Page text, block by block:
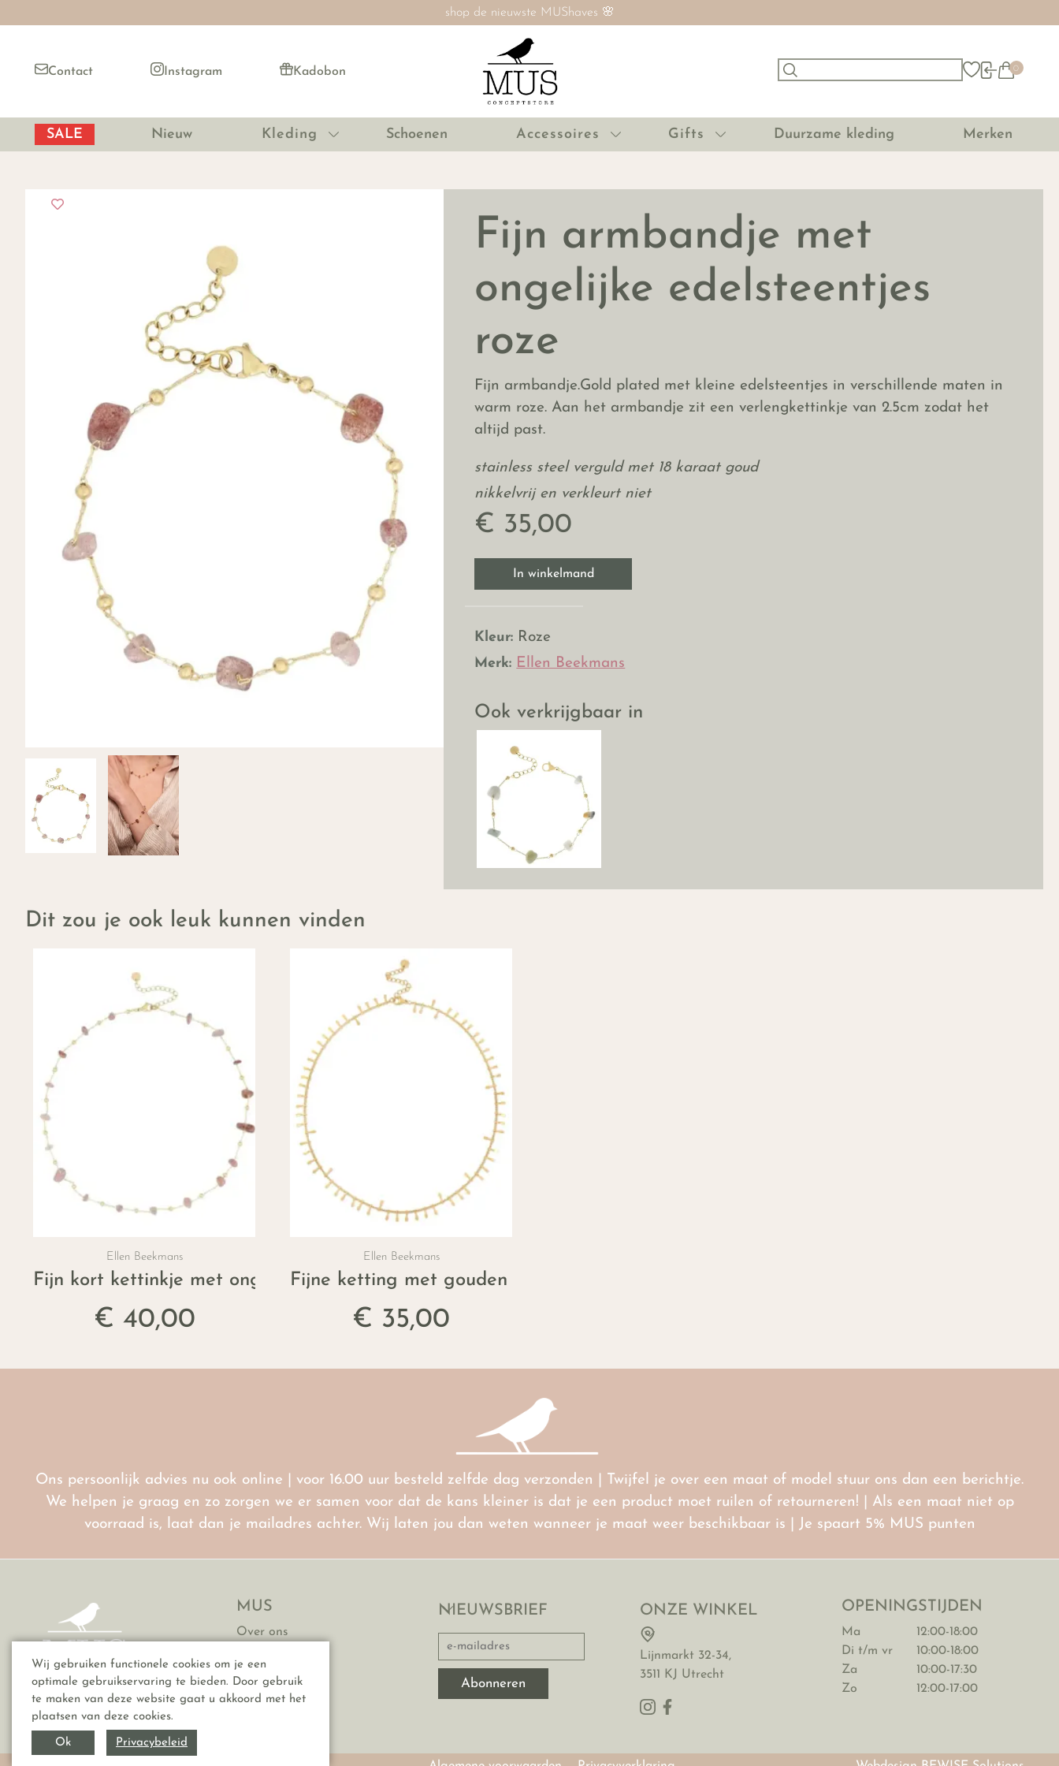
Wij gebruiken functionele cookies om je een
optimale gebruikservaring te bieden. Door gebruik
te maken van deze website gaat u akkoord met het
plaatsen van deze cookies.
Ok Privacybeleid
SALE nú tot 60% ‼️
Contact Instagram Kadobon 0
SALE Nieuw Kleding Schoenen Accessoires Gifts Duurzame kleding Merken
Fijn armbandje met
ongelijke edelsteentjes
roze
Fijn armbandje.Gold plated met kleine edelsteentjes in verschillende maten in
warm roze. Aan het armbandje zit een verlengkettinkje van 2.5cm zodat het
altijd past.
stainless steel verguld met 18 karaat goud
nikkelvrij en verkleurt niet
€ 35,00
In winkelmand
Kleur: Roze
Merk: Ellen Beekmans
Ook verkrijgbaar in
Dit zou je ook leuk kunnen vinden
Ellen Beekmans
Fijn kort kettinkje met ongelijke edelsteentjes in warm roze
€ 40,00
Ellen Beekmans
Fijne ketting met gouden details
€ 35,00
Ons persoonlijk advies nu ook online | voor 16.00 uur besteld zelfde dag verzonden | Twijfel je over een maat of model stuur ons dan een berichtje.
We helpen je graag en zo zorgen we er samen voor dat de kans kleiner is dat je een product moet ruilen of retourneren! | Als een maat niet op
voorraad is, laat dan je mailadres achter. Wij laten jou dan weten wanneer je maat weer beschikbaar is | Je spaart 5% MUS punten
MUS
Over ons
Vacatures
FAQ
NIEUWSBRIEF ONZE WINKEL
Lijnmarkt 32-34,
3511 KJ Utrecht
OPENINGSTIJDEN
Ma
12:00-18:00
Di t/m vr
10:00-18:00
Za
10:00-17:30
Zo
12:00-17:00